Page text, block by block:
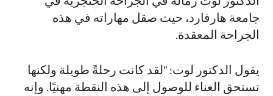
جامعة هارفارد، حيث صقل مهاراته في هذه
الجراحة المعقدة.
يقول الدكتور لوت: "لقد كانت رحلةً طويلة ولكنها
تستحق العناء للوصول إلى هذه النقطة مهنيًا. وإنه